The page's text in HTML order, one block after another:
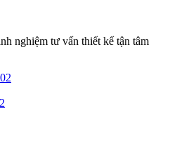
nghiệm tư vấn thiết kế tận tâm